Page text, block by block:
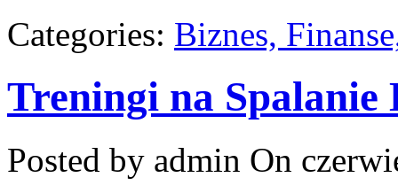
Categories: Biznes,
Treningi na
Posted by admin On